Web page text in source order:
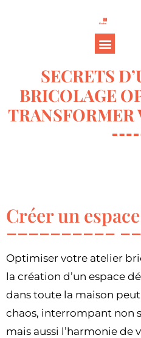
SECRETS
BRICOLAGE
TRANSFORMER
Créer un
Optimiser votre atelier
la création d’un espace
dans toute la maison
chaos, interrompant non
mais aussi l’harmonie de